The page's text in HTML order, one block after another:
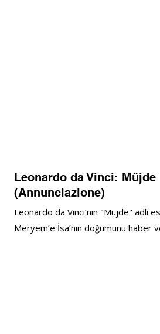
Leonardo da Vinci: Müjde
(Annunciazione)
Leonardo da Vinci’nin "Müjde" adlı
Meryem’e İsa’nın doğumunu haber